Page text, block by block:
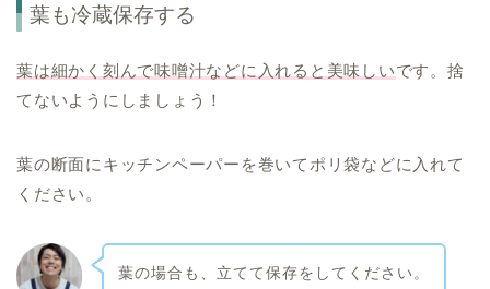
葉も冷蔵保存する
葉は細かく刻んで味噌汁などに入れると美味しいです。捨
てないようにしましょう！
葉の断面にキッチンペーパーを巻いてポリ袋などに入れて
ください。
葉の場合も、立てて保存をしてください。